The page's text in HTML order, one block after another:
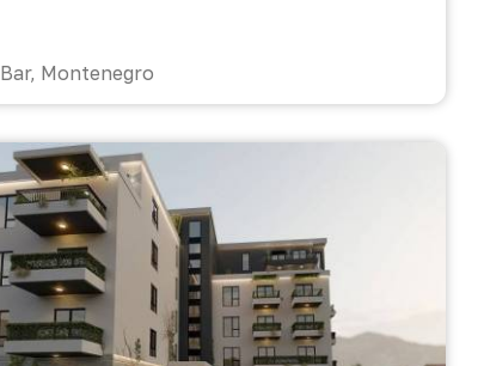
Bar, Montenegro